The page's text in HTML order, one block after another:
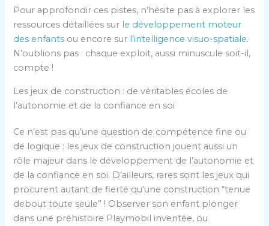
Pour approfondir ces pistes, n’hésite pas à explorer les
ressources détaillées sur le développement moteur
des enfants ou encore sur l’intelligence visuo-spatiale.
N’oublions pas : chaque exploit, aussi minuscule soit-il,
compte !
Les jeux de construction : de véritables écoles de
l’autonomie et de la confiance en soi
Ce n’est pas qu’une question de compétence fine ou
de logique : les jeux de construction jouent aussi un
rôle majeur dans le développement de l’autonomie et
de la confiance en soi. D’ailleurs, rares sont les jeux qui
procurent autant de fierté qu’une construction “tenue
debout toute seule” ! Observer son enfant plonger
dans une préhistoire Playmobil inventée, ou